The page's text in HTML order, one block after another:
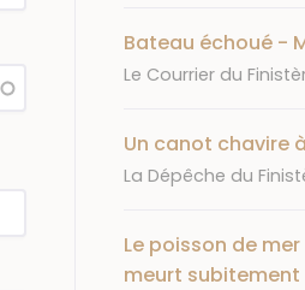
Bateau échoué -
Journal
Le Courrier du
Un canot chavire
Journal
La Dépêche du
Le poisson de
meurt subitement